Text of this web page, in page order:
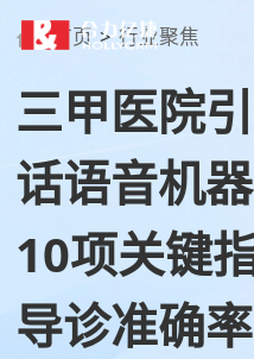
首页 > 行业聚焦
三甲医院
话语音机
10项关键指
导诊准确